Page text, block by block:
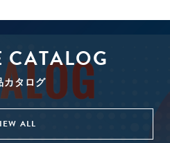
カタログ
ALL